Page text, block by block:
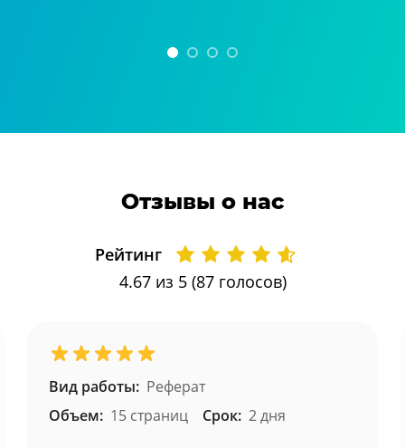
Отзывы о нас
Рейтинг
4.67из 5 (87 голосов)
Вид работы: Реферат
Объем: 15 страниц Срок: 2 дня